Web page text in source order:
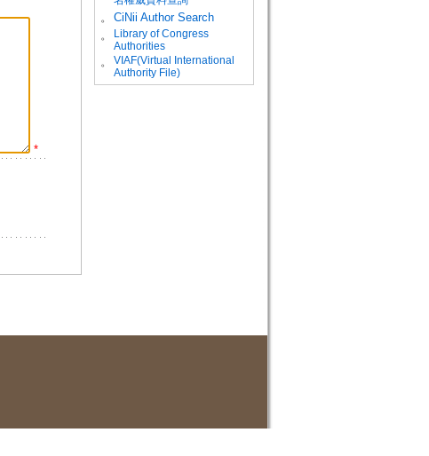
*
。
CiNii Author Search
。
Library of Congress
Authorities
。
VIAF(Virtual International
Authority File)